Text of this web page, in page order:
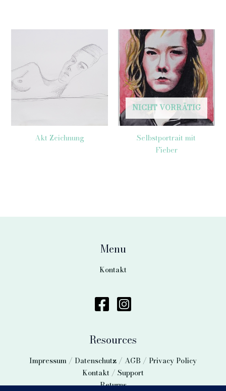
Akt Zeichnung
NICHT VORRÄTIG
Selbstportrait mit
Fieber
Menu
Kontakt
Resources
Impressum / Datenschutz / AGB / Privacy Policy
Kontakt / Support
Returns